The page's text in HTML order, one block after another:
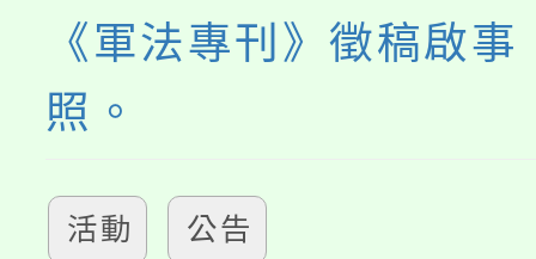
《軍法專刊》徵稿啟
照。
活動 公告